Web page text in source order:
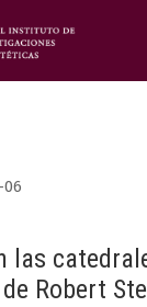
las
Robert
06